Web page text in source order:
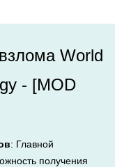
World
- [MOD
: Главной
получения